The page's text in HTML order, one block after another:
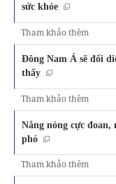
sức khỏe
Tham khảo thêm
Đông Nam Á sẽ đối
thấy
Tham khảo thêm
Nắng nóng cực đoan,
phó
Tham khảo thêm